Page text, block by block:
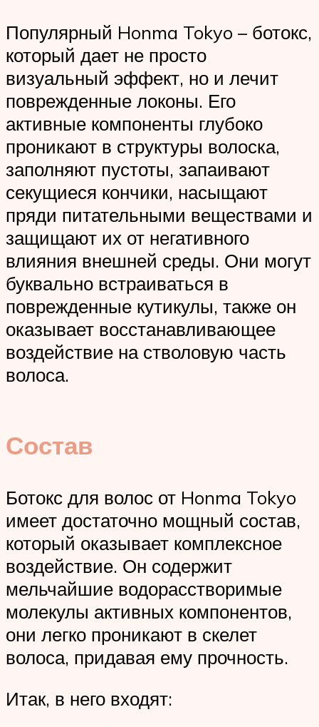
Популярный Honma Tokyo – ботокс,
который дает не просто
визуальный эффект, но и лечит
поврежденные локоны. Его
активные компоненты глубоко
проникают в структуры волоска,
заполняют пустоты, запаивают
секущиеся кончики, насыщают
пряди питательными веществами и
защищают их от негативного
влияния внешней среды. Они могут
буквально встраиваться в
поврежденные кутикулы, также он
оказывает восстанавливающее
воздействие на стволовую часть
волоса.
Состав
Ботокс для волос от Honma Tokyo
имеет достаточно мощный состав,
который оказывает комплексное
воздействие. Он содержит
мельчайшие водорасстворимые
молекулы активных компонентов,
они легко проникают в скелет
волоса, придавая ему прочность.
Итак, в него входят: